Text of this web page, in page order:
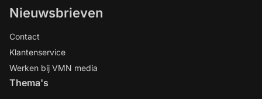
Nieuwsbrieven
Contact
Klantenservice
Werken bij VMN media
Thema's